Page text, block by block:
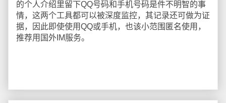
的个人介绍里留下QQ号码和手机号码是件不明智的事
情，这两个工具都可以被深度监控，其记录还可做为证
据，因此即使使用QQ或手机，也该小范围匿名使用，
推荐用国外IM服务。